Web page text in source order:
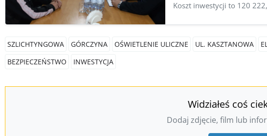
Koszt inwestycji to 120
SZLICHTYNGOWA GÓRCZYNA OŚWIETLENIE ULICZNE UL. KASZTANOWA
BEZPIECZEŃSTWO
INWESTYCJA
Widziałeś coś
Dodaj zdjęcie, film lub